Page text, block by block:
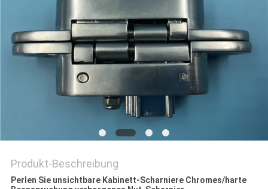
Produkt-Beschreibung
Perlen Sie unsichtbare Kabinett-Scharniere Chromes/harte